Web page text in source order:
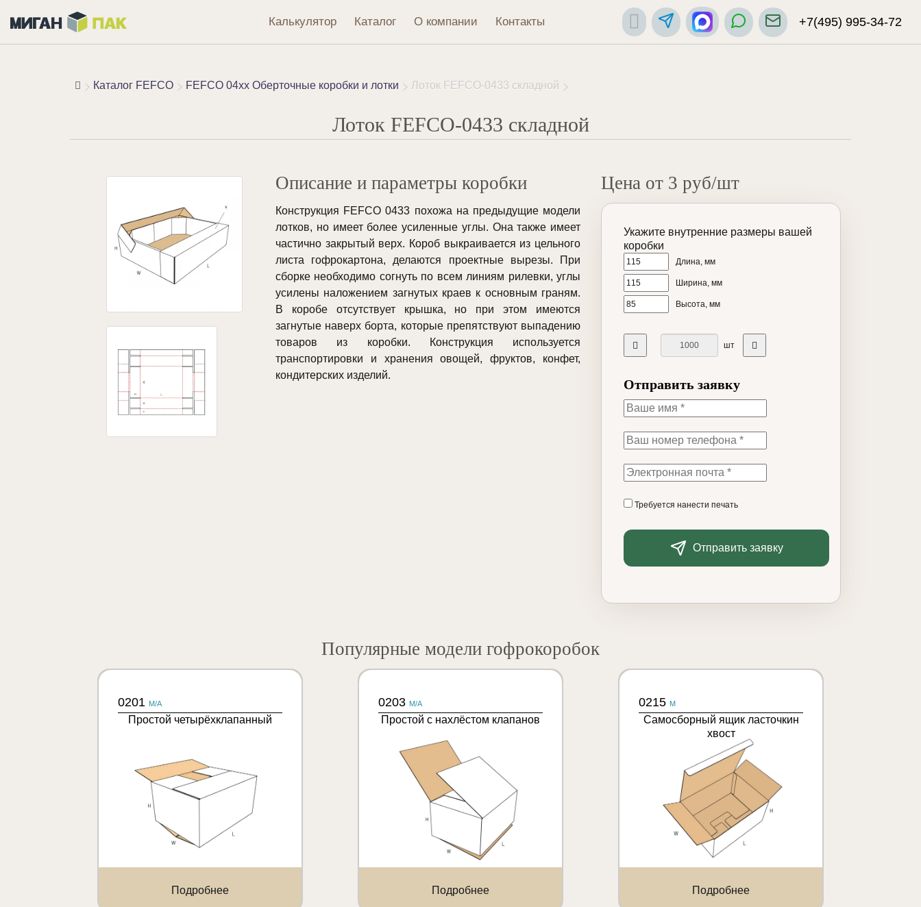
Калькулятор Каталог О компании Контакты +7(495) 995-34-72
Каталог FEFCO FEFCO 04xx Оберточные коробки и лотки Лоток FEFCO-0433 складной
Лоток FEFCO-0433 складной
Описание и параметры коробки
Конструкция FEFCO 0433 похожа на предыдущие модели
лотков, но имеет более усиленные углы. Она также имеет
частично закрытый верх. Короб выкраивается из цельного
листа гофрокартона, делаются проектные вырезы. При
сборке необходимо согнуть по всем линиям рилевки, углы
усилены наложением загнутых краев к основным граням.
В коробе отсутствует крышка, но при этом имеются
загнутые наверх борта, которые препятствуют выпадению
товаров из коробки. Конструкция используется
транспортировки и хранения овощей, фруктов, конфет,
кондитерских изделий.
Цена от 3 руб/шт
Укажите внутренние размеры вашей
коробки
Длина, мм
Ширина, мм
Высота, мм
шт
Отправить заявку
Требуется нанести печать
Отправить заявку
Популярные модели гофрокоробок
0201 M/A
Простой четырёхклапанный
Подробнее
0203 M/A
Простой с нахлёстом клапанов
Подробнее
0215 M
Самосборный ящик ласточкин
хвост
Подробнее